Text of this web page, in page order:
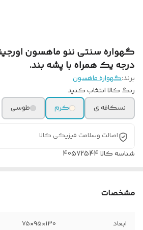
گهواره سنتی ننو ماهسون
درجه یک همراه با پشه بند.
برند:گهواره ماهسون
رنگ کالا انتخاب کنید
نسکافه ی
کرم طوسی
اصالت وسلامت فیزیکی کالا
شناسه کالا40572544
مشخصات
ابعاد 130×95×75